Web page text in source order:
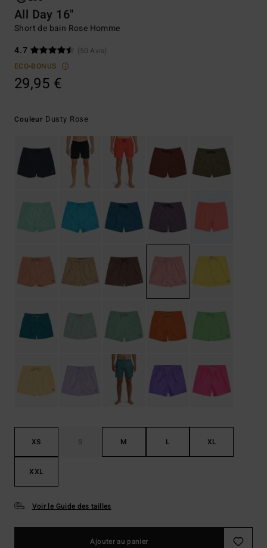
All Day 16"
Short de bain Rose Homme
4.7
(50 Avis)
ECO-BONUS
29,95 €
Couleur Dusty Rose
XS S M L XL
XXL
Voir le Guide des tailles
Ajouter au panier